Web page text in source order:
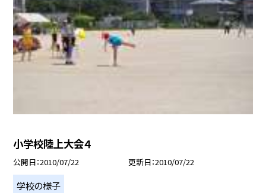
小学校陸上大会４
公開日 2010/07/22 更新日 2010/07/22
学校の様子